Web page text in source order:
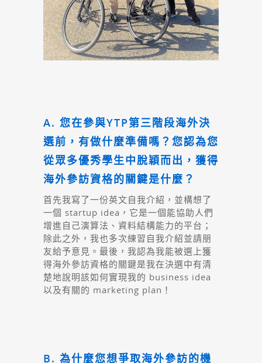
A. 您在參與YTP第三階段海外決
選前，有做什麼準備嗎？您認為您
從眾多優秀學生中脫穎而出，獲得
海外參訪資格的關鍵是什麼？
首先我寫了一份英文自我介紹，並構想了
一個 startup idea，它是一個能協助人們
增進自己演算法、資料結構能力的平台；
除此之外，我也多次練習自我介紹並請朋
友給予意見。最後，我認為我能被選上獲
得海外參訪資格的關鍵是我在決選中有清
楚地說明該如何實現我的 business idea
以及有關的 marketing plan！
B. 為什麼您想爭取海外參訪的機